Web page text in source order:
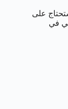
على
في